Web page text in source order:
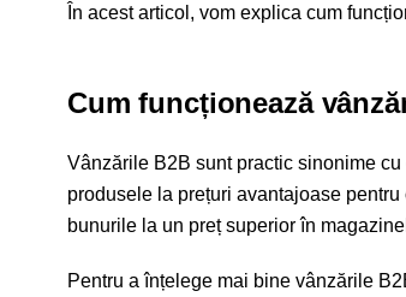
În acest articol, vom explica cum
Cum funcționează
Vânzările B2B sunt practic sinonime
produsele la prețuri avantajoase
bunurile la un preț superior în
Pentru a înțelege mai bine vânzările